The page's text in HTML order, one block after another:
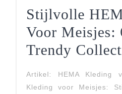
Stijlvolle
Voor Meisjes:
Trendy
Artikel: HEMA Kleding
Kleding voor Meisjes: